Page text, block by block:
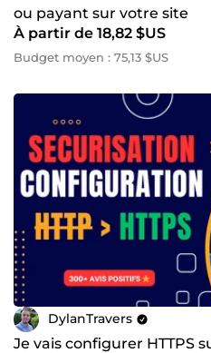
ou payant sur votre site
À partir de 18,82 $US
Budget moyen : 75,13 $US
DylanTravers
Je vais configurer HTTPS